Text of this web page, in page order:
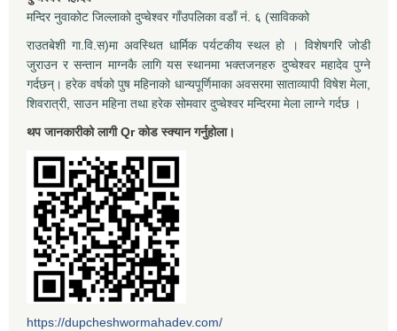
मन्दिर नुवाकोट जिल्लाको दुप्चेश्वर गाँउपलिका वडाँ नं. ६ (साविकको
राउतबेशी गा.वि.स)मा अवस्थित धार्मिक पर्यटकीय स्थल हो । विशेषगरि जोडी
जुराउन र सन्तान माग्नकै लागि यस स्थानमा भक्तजनहरु दुप्चेश्वर महादेव पुग्ने
गर्दछन्। हरेक वर्षको पुष महिनाको धान्यपूर्णिमाका अवसरमा साताव्यापी विषेश मेला,
शिवरात्री, साउन महिना तथा हरेक सोमवार दुप्चेश्वर मन्दिरमा मेला लाग्ने गर्दछ ।
थप जानकारीको लागी Qr कोड स्क्यान गर्नुहोला।
https://dupcheshwormahadev.com/